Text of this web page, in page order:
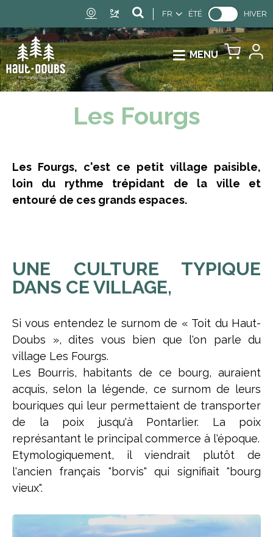
FR ÉTÉ HIVER
MENU
Les Fourgs
Les Fourgs, c'est ce petit village paisible,
loin du rythme trépidant de la ville et
entouré de ces grands espaces.
UNE CULTURE TYPIQUE
DANS CE VILLAGE,
Si vous entendez le surnom de « Toit du Haut-
Doubs », dites vous bien que l'on parle du
village Les Fourgs.
Les Bourris, habitants de ce bourg, auraient
acquis, selon la légende, ce surnom de leurs
bouriques qui leur permettaient de transporter
de la poix jusqu'à Pontarlier. La poix
représantant le principal commerce à l'époque.
Etymologiquement, il viendrait plutôt de
l'ancien français "borvis" qui signifiait "bourg
vieux".